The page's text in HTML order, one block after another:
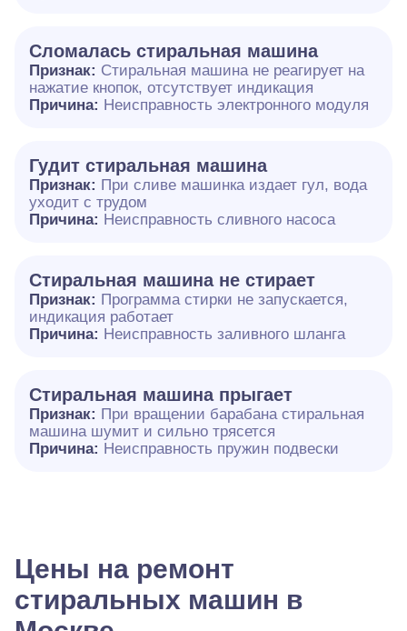
Сломалась стиральная машина
Признак: Стиральная машина не реагирует на
нажатие кнопок, отсутствует индикация
Причина: Неисправность электронного модуля
Гудит стиральная машина
Признак: При сливе машинка издает гул, вода
уходит с трудом
Причина: Неисправность сливного насоса
Стиральная машина не стирает
Признак: Программа стирки не запускается,
индикация работает
Причина: Неисправность заливного шланга
Стиральная машина прыгает
Признак: При вращении барабана стиральная
машина шумит и сильно трясется
Причина: Неисправность пружин подвески
Цены на ремонт
стиральных машин в